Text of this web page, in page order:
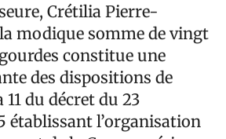
Crétilia Pierre-
modique somme de vingt
constitue une
des dispositions de
11 du décret du 23
établissant l’organisation